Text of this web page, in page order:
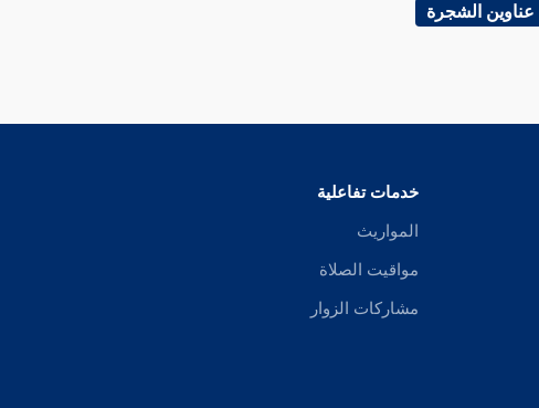
عناوين الشجرة
خدمات تفاعلية
المواريث
مواقيت الصلاة
مشاركات الزوار